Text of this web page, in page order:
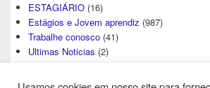
ESTAGIÁRIO (16)
Estágios e Jovem aprendiz (987)
Trabalhe conosco (41)
Ultimas Noticias (2)